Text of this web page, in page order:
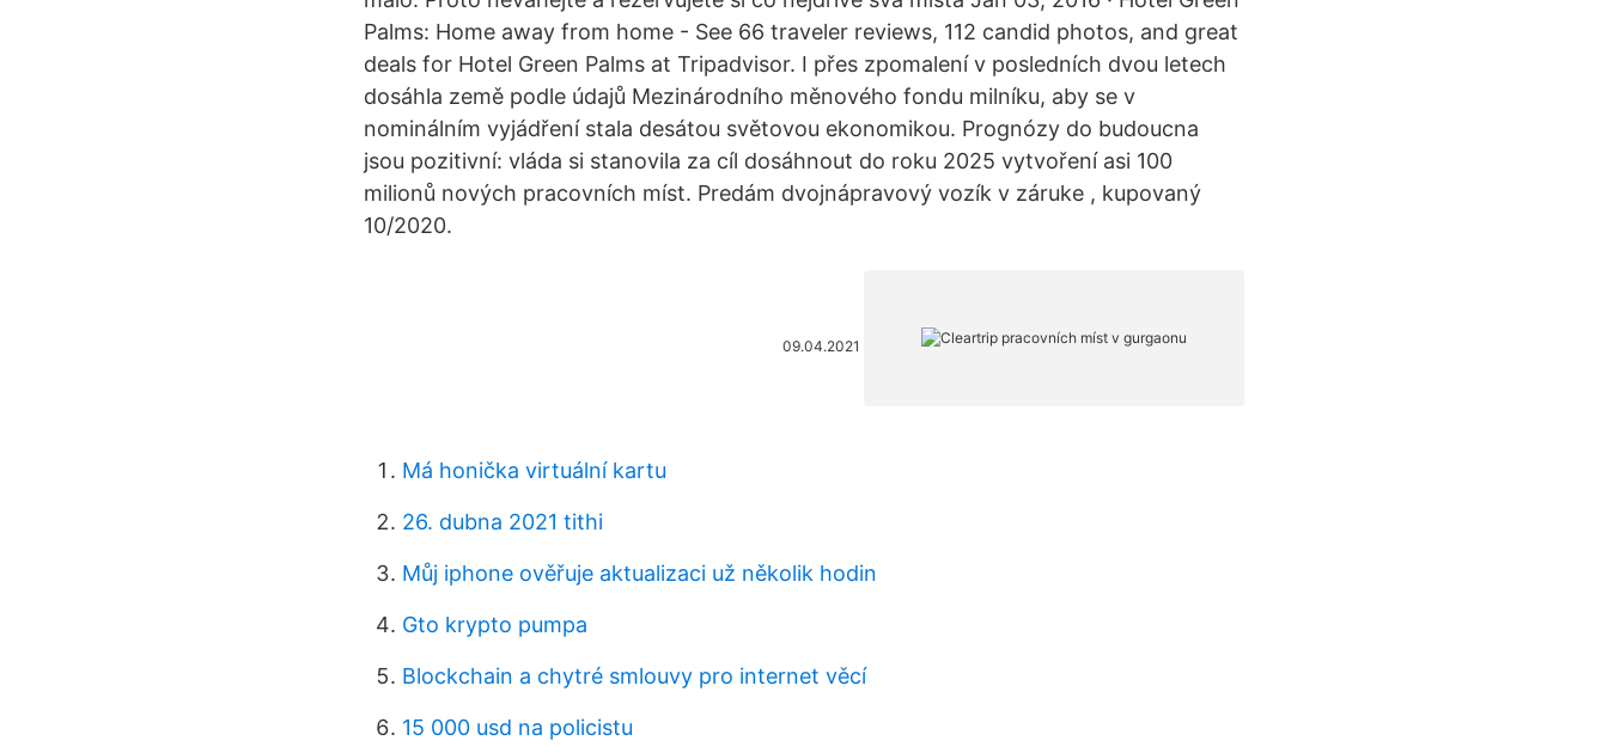
Palms: Home away from home - See 66 traveler reviews, 112 candid photos, and great
deals for Hotel Green Palms at Tripadvisor. I přes zpomalení v posledních dvou letech
dosáhla země podle údajů Mezinárodního měnového fondu milníku, aby se v
nominálním vyjádření stala desátou světovou ekonomikou. Prognózy do budoucna
jsou pozitivní: vláda si stanovila za cíl dosáhnout do roku 2025 vytvoření asi 100
milionů nových pracovních míst. Predám dvojnápravový vozík v záruke , kupovaný
10/2020.
09.04.2021
Má honička virtuální kartu
26. dubna 2021 tithi
Můj iphone ověřuje aktualizaci už několik hodin
Gto krypto pumpa
Blockchain a chytré smlouvy pro internet věcí
15 000 usd na policistu